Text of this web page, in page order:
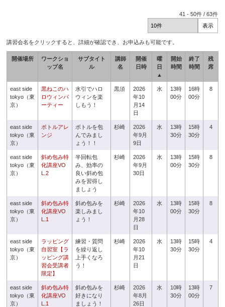
41 -50件 /63件
講習会名をクリックすると、詳細が確認でき、お申込みも可能です。
開催場所
ワークショ
ップ名
サブタイト
ル
講師
名
開催
日時
曜
日
▲
開始
時間
終了
時間
残
席
east side
tokyo（東
京）
黒ねこのハ
ロウィンパ
ーティー
水引でハロ
ウィンを楽
しもう！
黒須
2026
年10
月14
日
水
13時
00分
16時
00分
8
east side
tokyo（東
京）
ボトルアレ
ンジ
ボトルを包
んでみまし
ょう！！
杉崎
2026
年9月
9日
水
13時
30分
15時
30分
4
east side
tokyo（東
京）
斜め包み特
化講座VO
L.2
半回転包
み、効率の
良い斜め包
みを習得し
ましょう
杉崎
2026
年9月
30日
水
13時
00分
15時
30分
8
east side
tokyo（東
京）
斜め包み特
化講座VO
L.1
斜め包みを
楽しみまし
ょう！
杉崎
2026
年10
月28
日
水
13時
00分
15時
30分
8
east side
tokyo（東
京）
ラッピング
自習室【ラ
ッピング講
習会受講者
限定】
練習・質問
を繰り返し
上手くなろ
う！
杉崎
2026
年10
月21
日
水
13時
30分
15時
30分
4
east side
tokyo（東
京）
斜め包み特
化講座VO
L.1
斜め包みを
好きになり
ましょう！
杉崎
2026
年8月
26日
水
10時
30分
13時
00分
7